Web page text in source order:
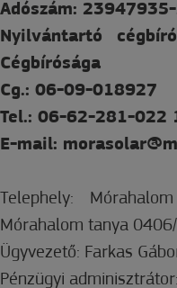
Adószám:
Nyilvántartó
Cégbírósága
Cg.: 06-09-018927
Tel.: 06-62-281-022
E-mail:
Telephely:
Mórahalom tanya
Ügyvezető: Farkas
Pénzügyi